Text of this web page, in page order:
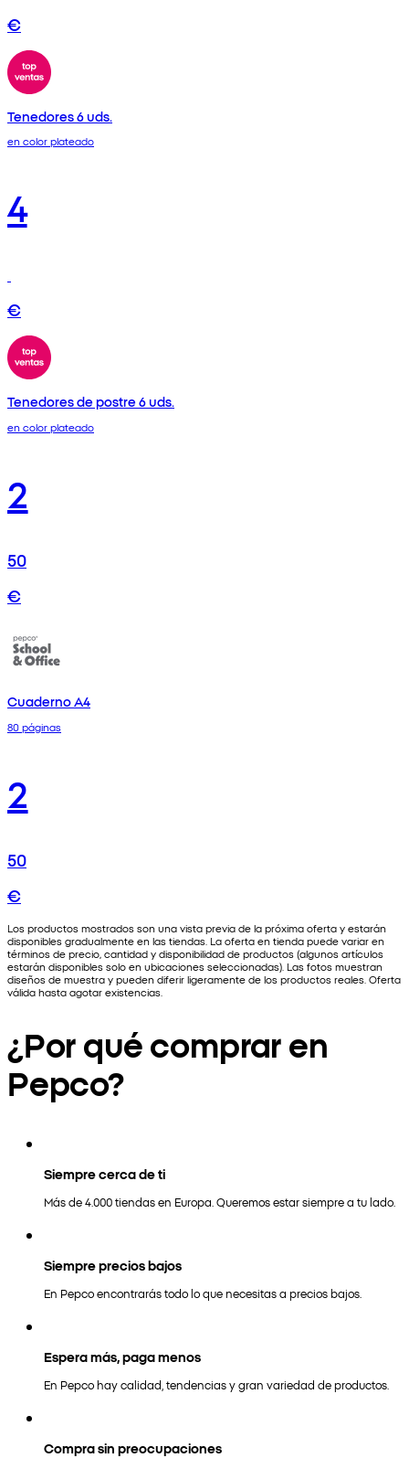
€
Tenedores 6 uds.
en color plateado
4
€
Tenedores de postre 6 uds.
en color plateado
2
50
€
Cuaderno A4
80 páginas
2
50
€
Los productos mostrados son una vista previa de la próxima oferta y estarán
disponibles gradualmente en las tiendas. La oferta en tienda puede variar en
términos de precio, cantidad y disponibilidad de productos (algunos artículos
estarán disponibles solo en ubicaciones seleccionadas). Las fotos muestran
diseños de muestra y pueden diferir ligeramente de los productos reales. Oferta
válida hasta agotar existencias.
¿Por qué comprar en
Pepco?
Siempre cerca de ti
Más de 4.000 tiendas en Europa. Queremos estar siempre a tu lado.
Siempre precios bajos
En Pepco encontrarás todo lo que necesitas a precios bajos.
Espera más, paga menos
En Pepco hay calidad, tendencias y gran variedad de productos.
Compra sin preocupaciones